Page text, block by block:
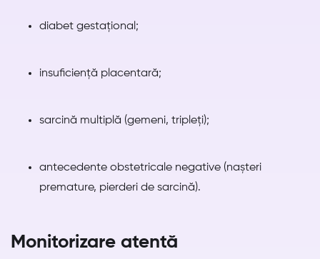
diabet gestațional;
insuficiență placentară;
sarcină multiplă (gemeni, tripleți);
antecedente obstetricale negative (nașteri
premature, pierderi de sarcină).
Monitorizare atentă